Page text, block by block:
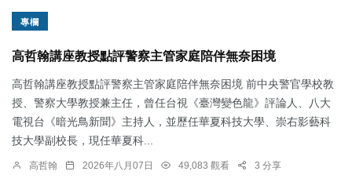
專欄
高哲翰講座教授點評警察主管家庭陪伴無奈困境
高哲翰講座教授點評警察主管家庭陪伴無奈困境 前中央警官學校教
授、警察大學教授兼主任，曾任台視《臺灣變色龍》評論人、八大
電視台《暗光鳥新聞》主持人，並歷任華夏科技大學、崇右影藝科
技大學副校長，現任華夏科...
高哲翰 2026年八月07日 49,083 觀看 3 分享